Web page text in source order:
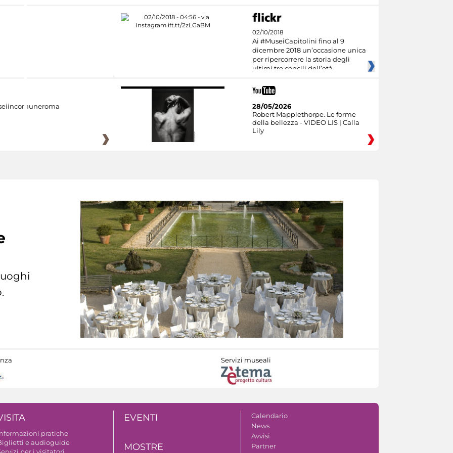
02/10/2018
Ai #MuseiCapitolini fino al 9
dicembre 2018 un’occasione unica
per ripercorrere la storia degli
ultimi tre concili dell’età
28/05/2026
Robert Mapplethorpe. Le forme
della bellezza - VIDEO LIS | Calla
Lily
Servizi museali
pratiche
e audioguide
per i visitatori
EVENTI
MOSTRE
Calendario
News
Avvisi
Partner